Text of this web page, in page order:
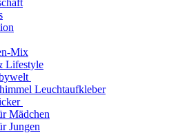
Mix
Lifestyle
Leuchtaufkleber
Mädchen
Jungen